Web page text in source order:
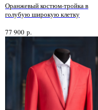
Оранжевый костюм-тройка в
голубую широкую клетку
77 900 р.